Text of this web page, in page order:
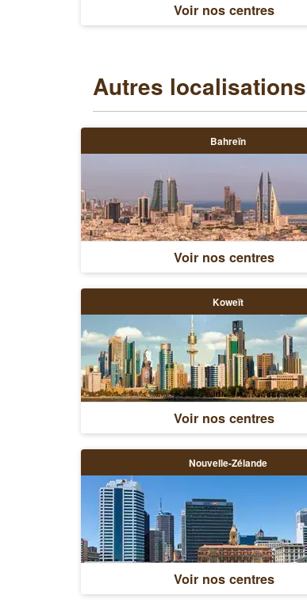
Voir nos centres
Autres localisations
Bahreïn
Voir nos centres
Koweït
Voir nos centres
Nouvelle-Zélande
Voir nos centres